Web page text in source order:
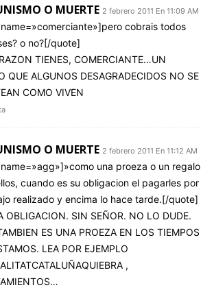
O MUERTE 2 febrero 2011 En 11:09 AM
cobrais todos
o no?[/quote]
TIENES, COMERCIANTE…UN
QUE ALGUNOS DESAGRADECIDOS NO SE
COMO VIVEN
O MUERTE 2 febrero 2011 En 11:12 AM
una proeza o un regalo
cuando es su obligacion el pagarles por
realizado y encima lo hace tarde.[/quote]
OBLIGACION. SIN SEÑOR. NO LO DUDE.
ES UNA PROEZA EN LOS TIEMPOS
LEA POR EJEMPLO
,